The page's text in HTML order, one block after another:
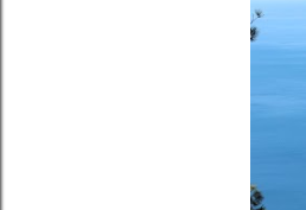
P
s